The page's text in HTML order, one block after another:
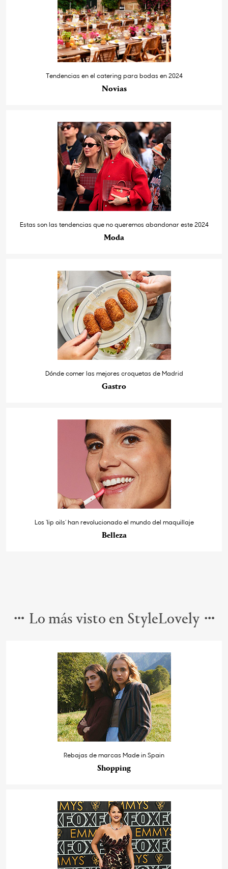
Tendencias en el catering para bodas en 2024
Novias
Estas son las tendencias que no queremos abandonar este 2024
Moda
Dónde comer las mejores croquetas de Madrid
Gastro
Los ‘lip oils’ han revolucionado el mundo del maquillaje
Belleza
Lo más visto en StyleLovely
Rebajas de marcas Made in Spain
Shopping